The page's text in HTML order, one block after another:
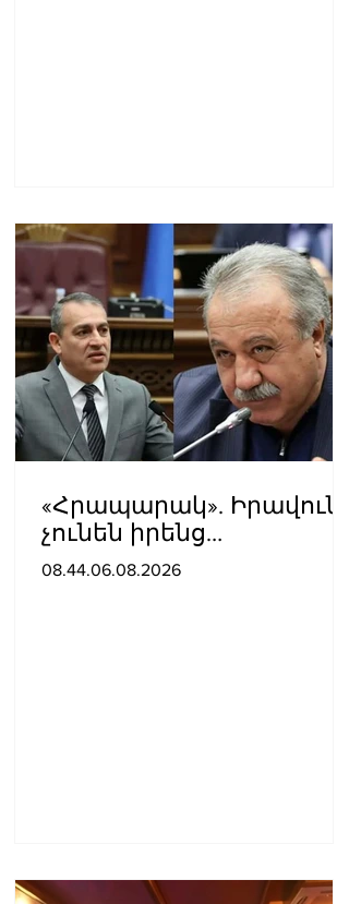
«Հրապարակ». Իրավունք
չունեն իրենց
վիրավորվածությունը
08.44.06.08.2026